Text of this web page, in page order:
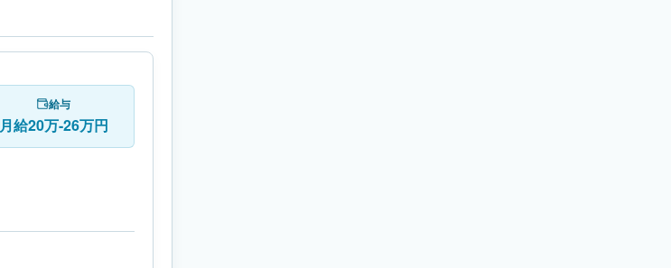
給与
月給20万-26万円